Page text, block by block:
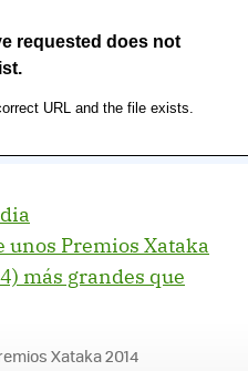
unos Premios Xataka
más grandes que
Xataka 2014